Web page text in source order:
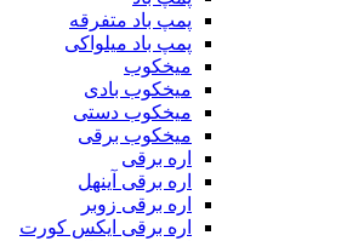
پمپ باد متفرقه
پمپ باد میلواکی
میخکوب
میخکوب بادی
میخکوب دستی
میخکوب برقی
اره برقی
اره برقی آینهل
اره برقی زوبر
اره برقی ایکس کورت